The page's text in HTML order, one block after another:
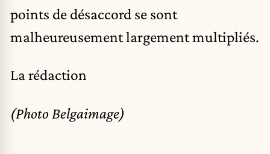
points de désaccord se sont
malheureusement largement multipliés.
La rédaction
(Photo Belgaimage)